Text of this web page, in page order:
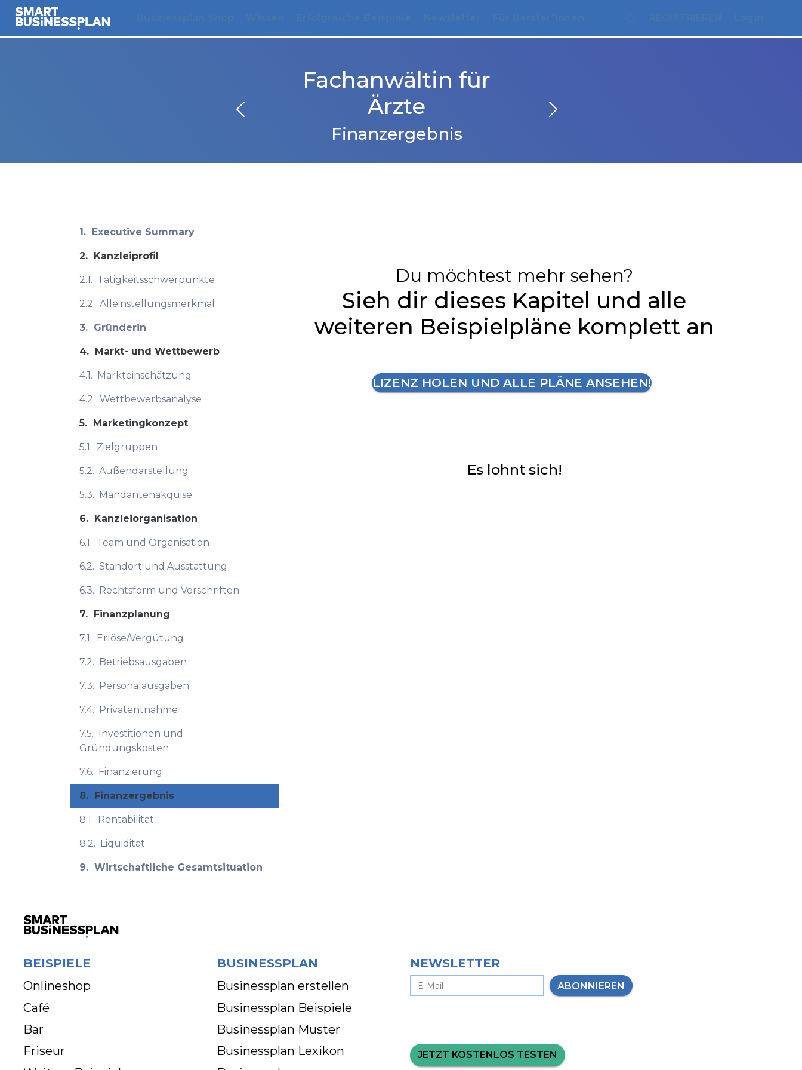
Fachanwältin für
Ärzte
Finanzergebnis
1. Executive Summary
2. Kanzleiprofil
2.1. Tätigkeitsschwerpunkte
2.2. Alleinstellungsmerkmal
3. Gründerin
4. Markt- und Wettbewerb
4.1. Markteinschätzung
4.2. Wettbewerbsanalyse
5. Marketingkonzept
5.1. Zielgruppen
5.2. Außendarstellung
5.3. Mandantenakquise
6. Kanzleiorganisation
6.1. Team und Organisation
6.2. Standort und Ausstattung
6.3. Rechtsform und Vorschriften
7. Finanzplanung
7.1. Erlöse/Vergütung
7.2. Betriebsausgaben
7.3. Personalausgaben
7.4. Privatentnahme
7.5. Investitionen und
Gründungskosten
7.6. Finanzierung
8. Finanzergebnis
8.1. Rentabilität
8.2. Liquidität
9. Wirtschaftliche Gesamtsituation
Du möchtest mehr sehen?
Sieh dir dieses Kapitel und alle
weiteren Beispielpläne komplett an
LIZENZ HOLEN UND ALLE PLÄNE ANSEHEN!
Es lohnt sich!
BEISPIELE
Onlineshop
Café
Bar
Friseur
BUSINESSPLAN
Businessplan erstellen
Businessplan Beispiele
Businessplan Muster
Businessplan Lexikon
NEWSLETTER
ABONNIEREN
JETZT KOSTENLOS TESTEN